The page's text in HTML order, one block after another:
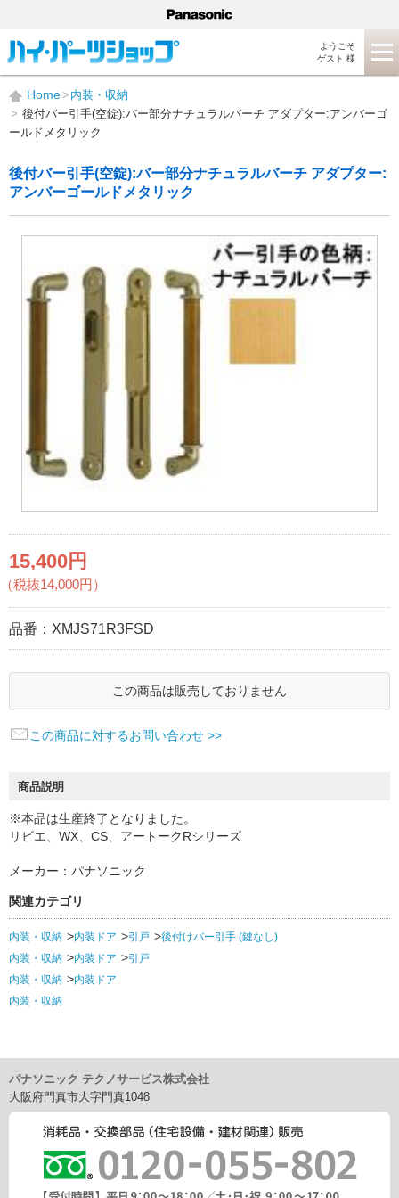
ようこそ
ゲスト 様
Home
内装・収納
後付バー引手(空錠):バー部分ナチュラルバーチ アダプター:アンバーゴ
ールドメタリック
後付バー引手(空錠):バー部分ナチュラルバーチ アダプター:
アンバーゴールドメタリック
15,400円
（税抜14,000円）
品番： XMJS71R3FSD
この商品は販売しておりません
この商品に対するお問い合わせ >>
商品説明
※本品は生産終了となりました。
リビエ、WX、CS、アートークRシリーズ
メーカー：パナソニック
関連カテゴリ
内装・収納 内装ドア 引戸
後付けバー引手 (鍵なし)
内装・収納
内装ドア
引戸
内装・収納
内装ドア
内装・収納
パナソニック テクノサービス株式会社
大阪府門真市大字門真1048